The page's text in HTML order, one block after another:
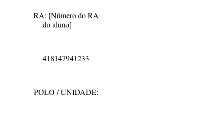
RA: [Número do RA
do aluno]
418147941233
POLO / UNIDADE: